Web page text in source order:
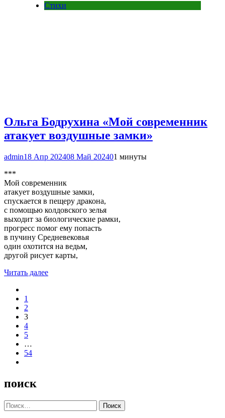
Стихи
Ольга Бодрухина «Мой современник
атакует воздушные замки»
admin18 Апр 202408 Май 202401 минуты
***
Мой современник
атакует воздушные замки,
спускается в пещеру дракона,
с помощью колдовского зелья
выходит за биологические рамки,
прогресс помог ему попасть
в пучину Средневековья
один охотится на ведьм,
другой рисует карты,
Читать далее
1
2
3
4
5
…
54
поиск
Найти: